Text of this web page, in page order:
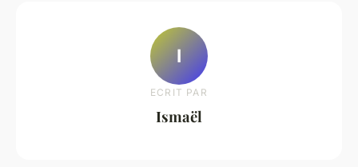
I
ECRIT PAR
Ismaël